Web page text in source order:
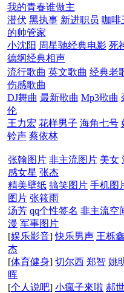
我的青春谁做主
潜伏 黑执事 新进职员 咖啡
的帅管家
小沈阳 周星驰经典电影 死
德纲经典相声
流行歌曲 英文歌曲 经典老
伤感歌曲
DJ舞曲 最新歌曲 Mp3歌曲
伦
王力宏 花样男子 海角七号
铃声 蔡依林
张翰图片 非主流图片 美女
感女星 张杰
精美壁纸 搞笑图片 手机图
图片 张筱雨
汤芳 qq个性签名 非主流空
漫 军事图片
[娱乐影音]快乐男声 王栎鑫
杰
[体育健身] 切尔西 郑智 姚
晖
[个人说吧] 小瘋子來啦 郝